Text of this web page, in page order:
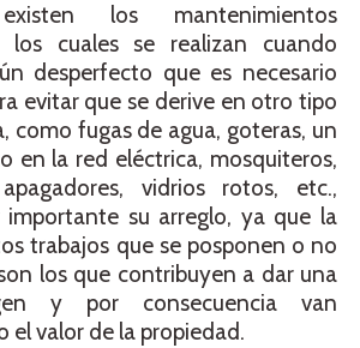
los mantenimientos
los cuales se realizan cuando
desperfecto que es necesario
evitar que se derive en otro tipo
como fugas de agua, goteras, un
en la red eléctrica, mosquiteros,
vidrios rotos, etc.,
importante su arreglo, ya que la
trabajos que se posponen o no
los que contribuyen a dar una
y por consecuencia van
el valor de la propiedad.